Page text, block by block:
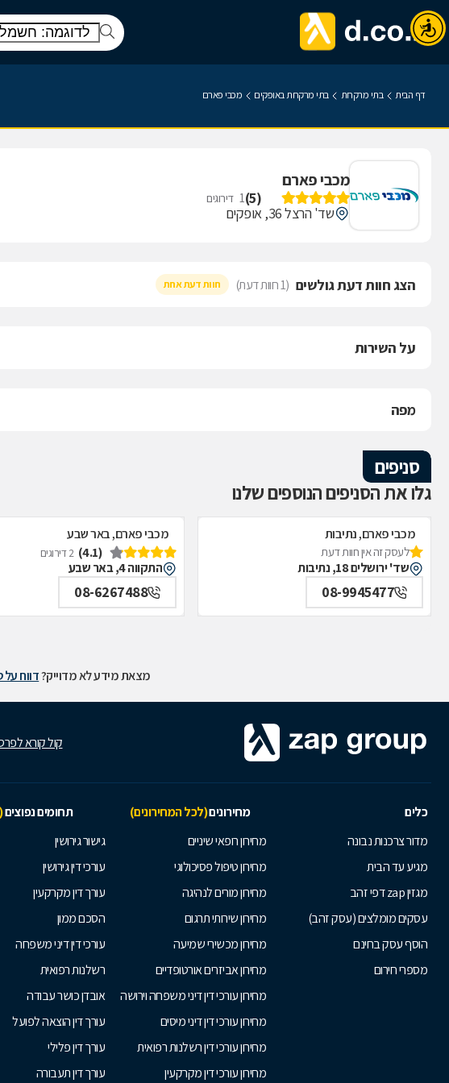
דף הבית בתי מרקחת בתי מרקחת באופקים מכבי פארם
מכבי פארם
(
5
)
1 דירוגים
שד' הרצל 36, אופקים
הצג חוות דעת גולשים (1 חוות דעת) חוות דעת אחת
על השירות
מפה
סניפים
גלו את הסניפים הנוספים שלנו
מכבי פארם, נתיבות
לעסק זה אין חוות דעת
שד' ירושלים 18, נתיבות
08-9945477
מכבי פארם, באר שבע
(4.1)
2 דירוגים
התקווה 4, באר שבע
08-6267488
מצאת מידע לא מדוייק?דווח
קול קורא
כלים מחירונים(לכל המחירונים) תחומים נפוצים
מדור צרכנות נבונה
מגיע עד הבית
מגזין zap דפי זהב
עסקים מומלצים (עסק זהב)
הוסף עסק בחינם
מספרי חירום
מחירון רופאי שיניים
מחירון טיפול פסיכולוגי
מחירון מורים לנהיגה
מחירון שירותי תרגום
מחירון מכשירי שמיעה
מחירון אביזרים אורטופדיים
מחירון עורכי דין דיני משפחה וירושה
מחירון עורכי דין דיני מיסים
מחירון עורכי דין רשלנות רפואית
מחירון עורכי דין מקרקעין
גישור גירושין
עורכי דין גירושין
עורך דין מקרקעין
הסכם ממון
עורכי דין דיני משפחה
רשלנות רפואית
אובדן כושר עבודה
עורך דין הוצאה לפועל
עורך דין פלילי
עורך דין תעבורה